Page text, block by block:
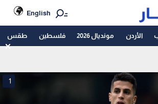
English
الأردن مونديال 2026 فلسطين طقس
1